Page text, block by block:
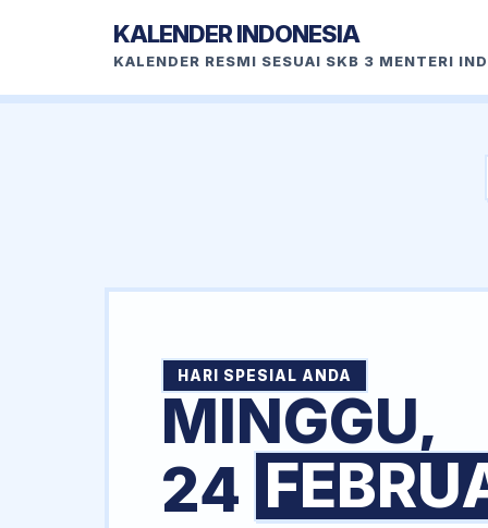
KALENDER INDONESIA
KALENDER RESMI SESUAI SKB 3 MENTERI
HARI SPESIAL ANDA
MINGGU,
24